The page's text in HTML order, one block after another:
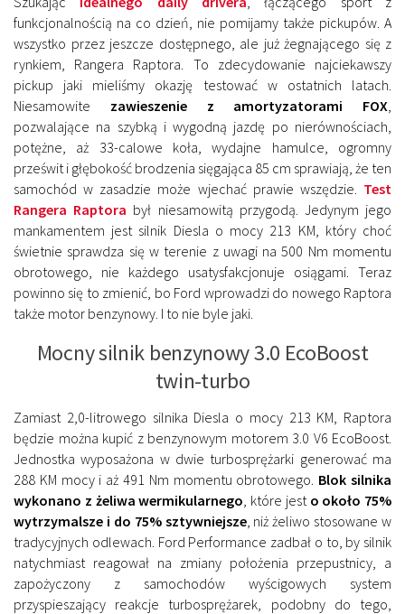
funkcjonalnością na co dzień, nie pomijamy także pickupów. A
wszystko przez jeszcze dostępnego, ale już żegnającego się z
rynkiem, Rangera Raptora. To zdecydowanie najciekawszy
pickup jaki mieliśmy okazję testować w ostatnich latach.
Niesamowite zawieszenie z amortyzatorami FOX
pozwalające na szybką i wygodną jazdę po nierównościach,
potężne, aż 33-calowe koła, wydajne hamulce, ogromny
prześwit i głębokość brodzenia sięgająca 85 cm sprawiają, że ten
samochód w zasadzie może wjechać prawie wszędzie. Test
Rangera Raptora był niesamowitą przygodą. Jedynym jego
mankamentem jest silnik Diesla o mocy 213 KM, który choć
świetnie sprawdza się w terenie z uwagi na 500 Nm momentu
obrotowego, nie każdego usatysfakcjonuje osiągami. Teraz
powinno się to zmienić, bo Ford wprowadzi do nowego Raptora
także motor benzynowy. I to nie byle jaki.
Mocny silnik benzynowy 3.0 EcoBoost
twin-turbo
Zamiast 2,0-litrowego silnika Diesla o mocy 213 KM, Raptora
będzie można kupić z benzynowym motorem 3.0 V6 EcoBoost.
Jednostka wyposażona w dwie turbosprężarki generować ma
288 KM mocy i aż 491 Nm momentu obrotowego. Blok silnika
wykonano z żeliwa wermikularnego , które jesto około 75%
wytrzymalsze i do 75% sztywniejsze, niż żeliwo stosowane w
tradycyjnych odlewach. Ford Performance zadbał o to, by silnik
natychmiast reagował na zmiany położenia przepustnicy, a
zapożyczony z samochodów wyścigowych system
przyspieszający reakcje turbosprężarek, podobny do tego,